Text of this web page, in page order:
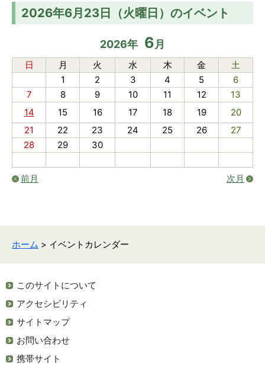
2026年6月23日（火曜日）のイベント
2026年 6月
日 月 火 水 木 金
土
1
2 3 4 5
6
7
8 9 10 11 12
13
14
15 16 17 18 19
20
21
22 23 24 25 26
27
28
29 30
前月 次月
ホーム > イベントカレンダー
このサイトについて
アクセシビリティ
サイトマップ
お問い合わせ
携帯サイト